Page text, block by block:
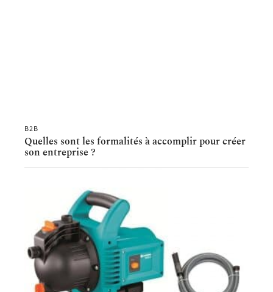
B2B
Quelles sont les formalités à accomplir pour créer
son entreprise ?